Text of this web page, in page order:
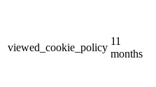
viewed_cookie_policy
11
months